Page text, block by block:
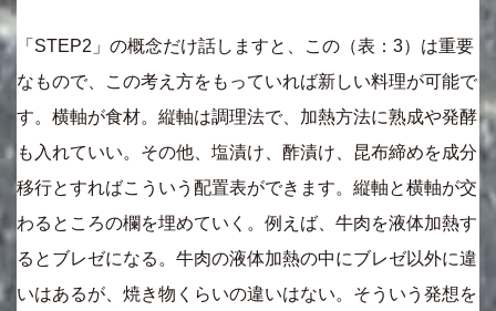
「STEP2」の概念だけ話しますと、この（表：3）は重要
なもので、この考え方をもっていれば新しい料理が可能で
す。横軸が食材。縦軸は調理法で、加熱方法に熟成や発酵
も入れていい。その他、塩漬け、酢漬け、昆布締めを成分
移行とすればこういう配置表ができます。縦軸と横軸が交
わるところの欄を埋めていく。例えば、牛肉を液体加熱す
るとブレゼになる。牛肉の液体加熱の中にブレゼ以外に違
いはあるが、焼き物くらいの違いはない。そういう発想を